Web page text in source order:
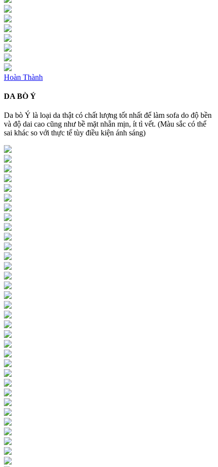
Hoàn Thành
DA BÒ Ý
Da bò Ý là loại da thật có chất lượng tốt nhất để làm sofa do độ bền
và độ dai cao cũng như bề mặt nhẵn mịn, ít tì vết. (Màu sắc có thể
sai khác so với thực tế tùy điều kiện ánh sáng)